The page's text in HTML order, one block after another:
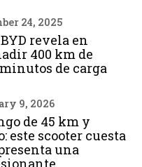
24, 2025
revela en
400 km de
de carga
9, 2026
de 45 km y
este scooter cuesta
una